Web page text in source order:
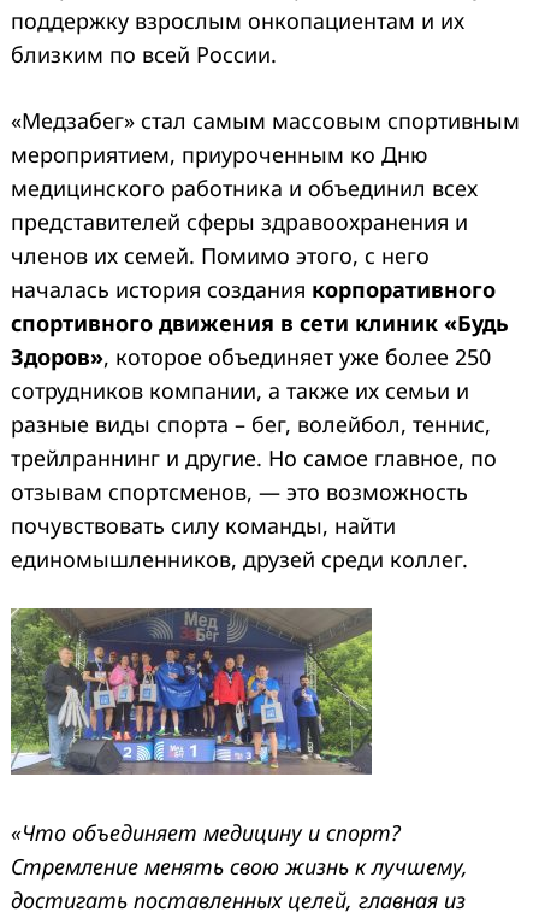
поддержку взрослым онкопациентам и их
близким по всей России.
«Медзабег» стал самым массовым спортивным
мероприятием, приуроченным ко Дню
медицинского работника и объединил всех
представителей сферы здравоохранения и
членов их семей. Помимо этого, с него
началась история создания корпоративного
спортивного движения в сети клиник «Будь
Здоров», которое объединяет уже более 250
сотрудников компании, а также их семьи и
разные виды спорта – бег, волейбол, теннис,
трейлраннинг и другие. Но самое главное, по
отзывам спортсменов, — это возможность
почувствовать силу команды, найти
единомышленников, друзей среди коллег.
«Что объединяет медицину и спорт?
Стремление менять свою жизнь к лучшему,
достигать поставленных целей, главная из